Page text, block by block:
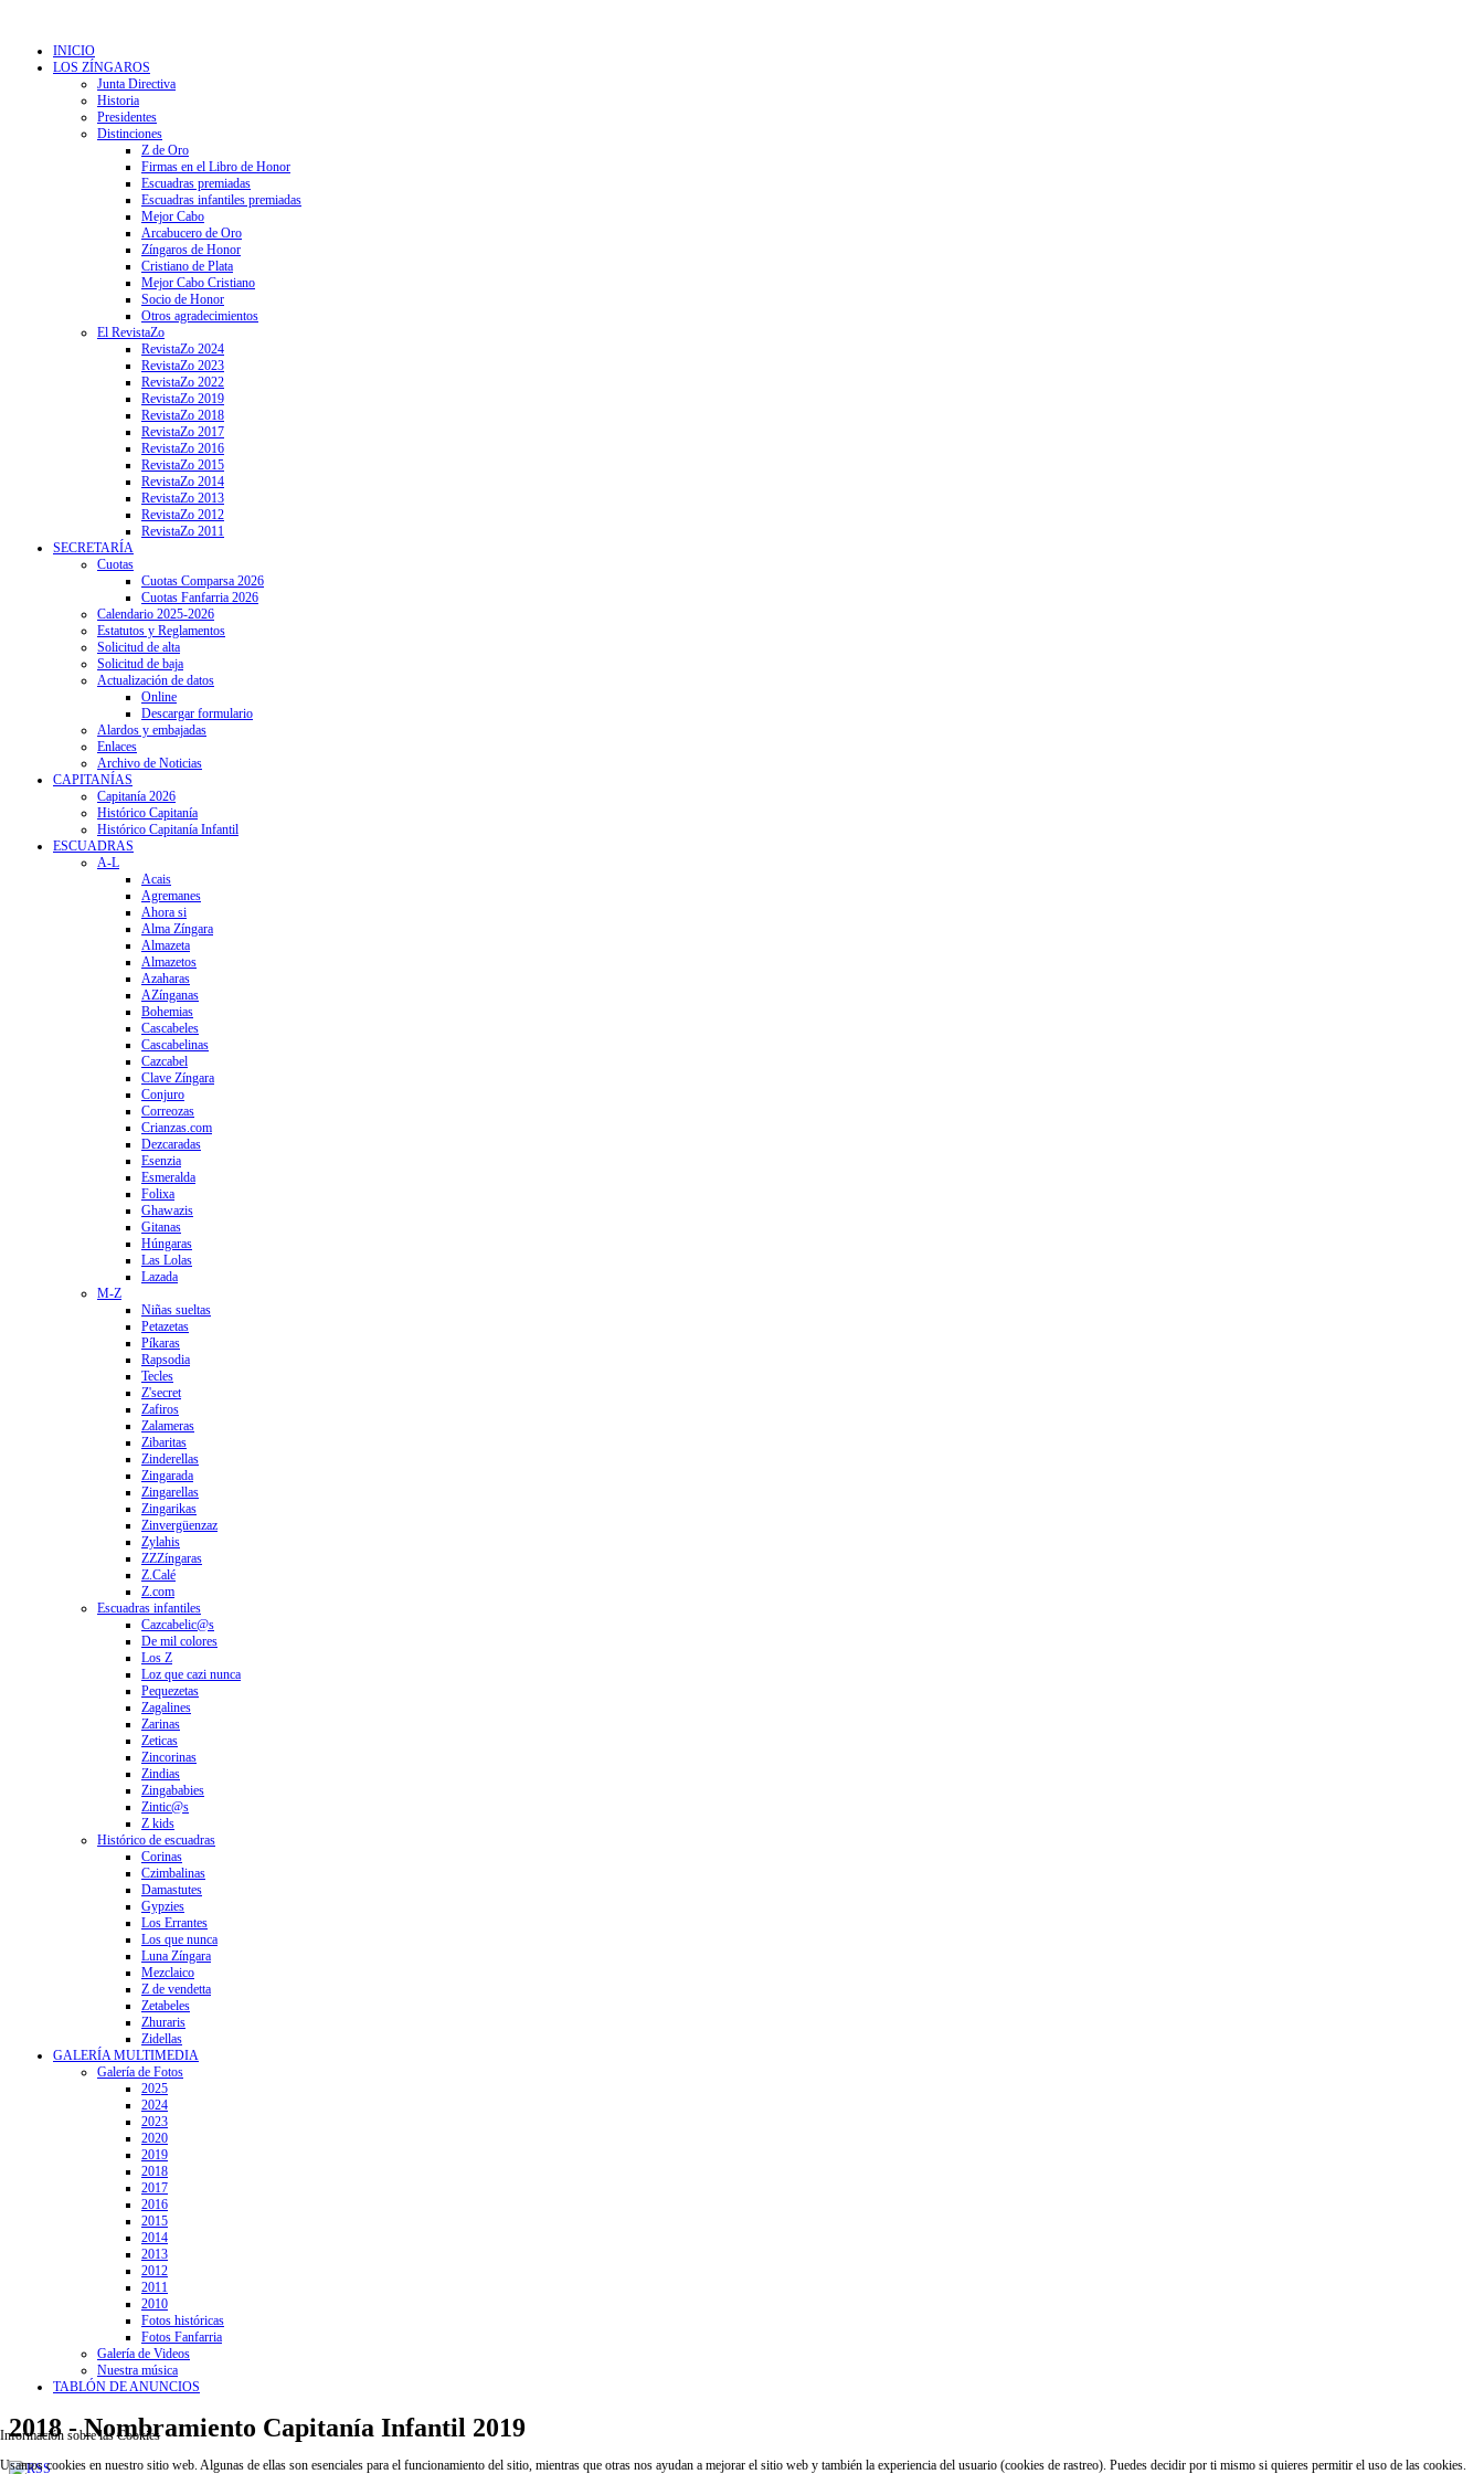
INICIO
LOS ZÍNGAROS
Junta Directiva
Historia
Presidentes
Distinciones
Z de Oro
Firmas en el Libro de Honor
Escuadras premiadas
Escuadras infantiles premiadas
Mejor Cabo
Arcabucero de Oro
Zíngaros de Honor
Cristiano de Plata
Mejor Cabo Cristiano
Socio de Honor
Otros agradecimientos
El RevistaZo
RevistaZo 2024
RevistaZo 2023
RevistaZo 2022
RevistaZo 2019
RevistaZo 2018
RevistaZo 2017
RevistaZo 2016
RevistaZo 2015
RevistaZo 2014
RevistaZo 2013
RevistaZo 2012
RevistaZo 2011
SECRETARÍA
Cuotas
Cuotas Comparsa 2026
Cuotas Fanfarria 2026
Calendario 2025-2026
Estatutos y Reglamentos
Solicitud de alta
Solicitud de baja
Actualización de datos
Online
Descargar formulario
Alardos y embajadas
Enlaces
Archivo de Noticias
CAPITANÍAS
Capitanía 2026
Histórico Capitanía
Histórico Capitanía Infantil
ESCUADRAS
A-L
Acais
Agremanes
Ahora si
Alma Zíngara
Almazeta
Almazetos
Azaharas
AZínganas
Bohemias
Cascabeles
Cascabelinas
Cazcabel
Clave Zíngara
Conjuro
Correozas
Crianzas.com
Dezcaradas
Esenzia
Esmeralda
Folixa
Ghawazis
Gitanas
Húngaras
Las Lolas
Lazada
M-Z
Niñas sueltas
Petazetas
Píkaras
Rapsodia
Tecles
Z'secret
Zafiros
Zalameras
Zibaritas
Zinderellas
Zingarada
Zingarellas
Zingarikas
Zinvergüenzaz
Zylahis
ZZZíngaras
Z.Calé
Z.com
Escuadras infantiles
Cazcabelic@s
De mil colores
Los Z
Loz que cazi nunca
Pequezetas
Zagalines
Zarinas
Zeticas
Zincorinas
Zindias
Zingababies
Zintic@s
Z kids
Histórico de escuadras
Corinas
Czimbalinas
Damastutes
Gypzies
Los Errantes
Los que nunca
Luna Zíngara
Mezclaico
Z de vendetta
Zetabeles
Zhuraris
Zidellas
GALERÍA MULTIMEDIA
Galería de Fotos
2025
2024
2023
2020
2019
2018
2017
2016
2015
2014
2013
2012
2011
2010
Fotos históricas
Fotos Fanfarria
Galería de Videos
Nuestra música
TABLÓN DE ANUNCIOS
2018 - Nombramiento Capitanía Infantil 2019
Información sobre las Cookies
Usamos cookies en nuestro sitio web. Algunas de ellas son esenciales para el funcionamiento del sitio, mientras que otras nos ayudan a mejorar el sitio web y también la experiencia del usuario (cookies de rastreo). Puedes decidir por ti mismo si quieres permitir el uso de las cookies.